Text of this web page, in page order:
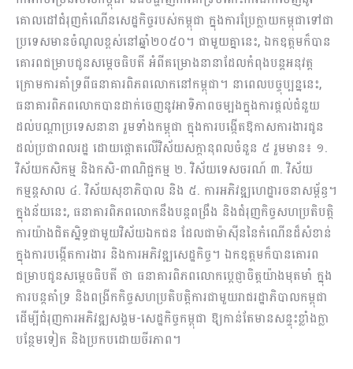
គោលដៅជំរុញកំណើនសេដ្ឋកិច្ចរបស់កម្ពុជា ក្នុងការប្រែក្លាយកម្ពុជាទៅជា
ប្រទេសមានចំណូលខ្ពស់នៅឆ្នាំ២០៥០។ ជាមួយគ្នានេះ, ឯកឧត្តមក៏បាន
គោរពជម្រាបជូនសម្ដេចធិបតី អំពីគម្រោងនានាដែលកំពុងបន្តអនុវត្ត
ក្រោមការគាំទ្រពីធនាគារពិភពលោកនៅកម្ពុជា។ នាពេលបច្ចុប្បន្ននេះ,
ធនាគារពិភពលោកបានដាក់ចេញនូវអាទិភាពចម្បងក្នុងការផ្តល់ជំនួយ
ដល់បណ្ដាប្រទេសនានា រួមទាំងកម្ពុជា ក្នុងការបង្កើតឱកាសការងារជូន
ដល់ប្រជាពលរដ្ឋ ដោយផ្តោតលេីវិស័យសក្ដានុពលចំនួន ៥ រួមមាន៖ ១.
វិស័យកសិកម្ម និងកសិ-ពាណិជ្ជកម្ម ២. វិស័យទេសចរណ៍ ៣. វិស័យ
កម្មន្តសាល ៤. វិស័យសុខាភិបាល និង ៥. ការអភិវឌ្ឍហេដ្ឋារចនាសម្ព័ន្ធ។
ក្នុងន័យនេះ, ធនាគារពិភពលោកនឹងបន្តពង្រឹង និងជំរុញកិច្ចសហប្រតិបត្តិ
ការយ៉ាងជិតស្និទ្ធជាមួយវិស័យឯកជន ដែលជាម៉ាស៊ីននៃកំណើនដ៏សំខាន់
ក្នុងការបង្កើតការងារ និងការអភិវឌ្ឍសេដ្ឋកិច្ច។ ឯកឧត្តមក៏បានគោរព
ជម្រាបជូនសម្ដេចធិបតី ថា ធនាគារពិភពលោកប្តេជ្ញាចិត្តយ៉ាងមុតមាំ ក្នុង
ការបន្តគាំទ្រ និងពង្រីកកិច្ចសហប្រតិបត្តិការជាមួយរាជរដ្ឋាភិបាលកម្ពុជា
ដើម្បីជំរុញការអភិវឌ្ឍសង្គម-សេដ្ឋកិច្ចកម្ពុជា ឱ្យកាន់តែមានសន្ទុះខ្លាំងក្លា
បន្ថែមទៀត និងប្រកបដោយចីរភាព។